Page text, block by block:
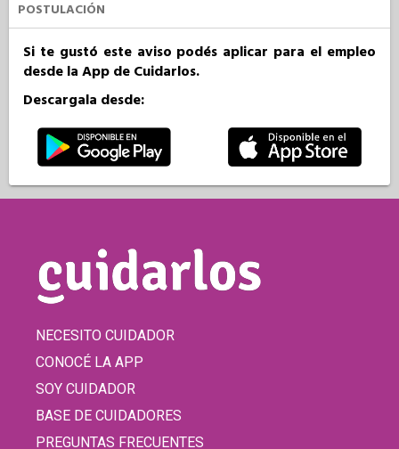
POSTULACIÓN
Si te gustó este aviso podés aplicar para el empleo
desde la App de Cuidarlos.
Descargala desde:
NECESITO CUIDADOR
CONOCÉ LA APP
SOY CUIDADOR
BASE DE CUIDADORES
PREGUNTAS FRECUENTES